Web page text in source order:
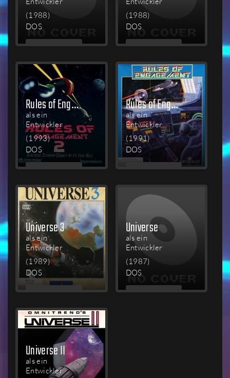
(1988)
DOS
MEHR
(1988)
DOS
MEHR
Rules of Engagement 2
als ein
Entwickler
(1993)
DOS
MEHR
Rules of Engagement
als ein
Entwickler
(1991)
DOS
MEHR
Universe 3
als ein
Entwickler
(1989)
DOS
MEHR
Universe
als ein
Entwickler
(1987)
DOS
MEHR
Universe II
als ein
Entwickler